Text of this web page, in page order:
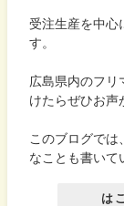
受注生産を中心
す。
広島県内のフリ
けたらぜひお
このブログでは
なことも書いて
は